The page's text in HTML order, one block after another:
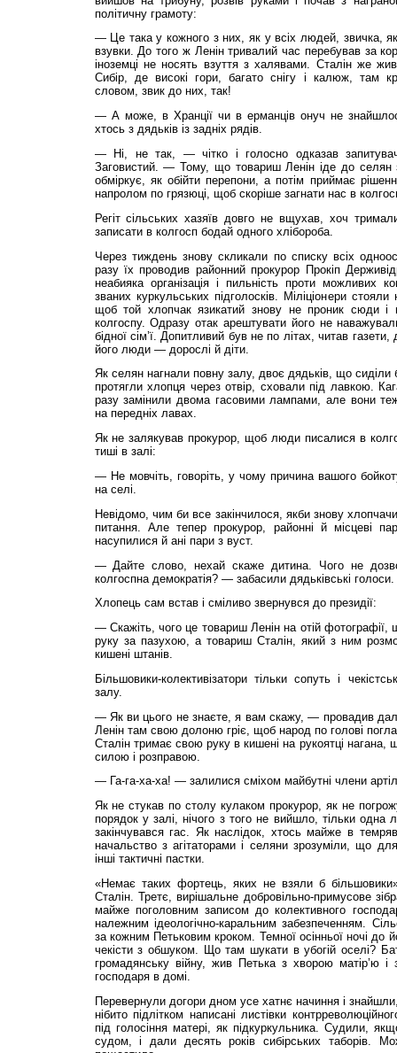
політичну грамоту:
— Це така у кожного з них, як у всіх людей, звичка,
взувки. До того ж Ленін тривалий час перебував за
іноземці не носять взуття з халявами. Сталін же
Сибір, де високі гори, багато снігу і калюж, там
словом, звик до них, так!
— А може, в Хранції чи в ерманців онуч не
хтось з дядьків із задніх рядів.
— Ні, не так, — чітко і голосно одказав запитувач
Заговистий. — Тому, що товариш Ленін іде до
обміркує, як обійти перепони, а потім приймає
напролом по грязюці, щоб скоріше загнати нас в
Регіт сільських хазяїв довго не вщухав, хоч
записати в колгосп бодай одного хлібороба.
Через тиждень знову скликали по списку всіх
разу їх проводив районний прокурор Прокіп
неабияка організація і пильність проти можливих
званих куркульських підголосків. Міліціонери
щоб той хлопчак язикатий знову не проник сюди і
колгоспу. Одразу отак арештувати його не
бідної сім’ї. Допитливий був не по літах, читав
його люди — дорослі й діти.
Як селян нагнали повну залу, двоє дядьків, що сиділи
протягли хлопця через отвір, сховали під лавкою.
разу замінили двома гасовими лампами, але вони
на передніх лавах.
Як не залякував прокурор, щоб люди писалися в
тиші в залі:
— Не мовчіть, говоріть, у чому причина вашого
на селі.
Невідомо, чим би все закінчилося, якби знову
питання. Але тепер прокурор, районні й місцеві
насупилися й ані пари з вуст.
— Дайте слово, нехай скаже дитина. Чого не
колгоспна демократія? — забасили дядьківські голоси.
Хлопець сам встав і сміливо звернувся до президії:
— Скажіть, чого це товариш Ленін на отій
руку за пазухою, а товариш Сталін, який з ним
кишені штанів.
Більшовики-колективізатори тільки сопуть і
залу.
— Як ви цього не знаєте, я вам скажу, — провадив
Ленін там свою долоню гріє, щоб народ по голові
Сталін тримає свою руку в кишені на рукоятці нагана,
силою і розправою.
— Га-га-ха-ха! — залилися сміхом майбутні члени
Як не стукав по столу кулаком прокурор, як не
порядок у залі, нічого з того не вийшло, тільки одна
закінчувався гас. Як наслідок, хтось майже в
начальство з агітаторами і селяни зрозуміли, що для
інші тактичні пастки.
«Немає таких фортець, яких не взяли б
Сталін. Третє, вирішальне добровільно-примусове
майже поголов­ним записом до колективного
належним ідеологічно-каральним забезпеченням.
за кожним Петьковим кроком. Темної осінньої ночі до
чекісти з обшуком. Що там шукати в убогій оселі?
громадянську війну, жив Петька з хворою матір’ю
господаря в домі.
Перевернули догори дном усе хатнє начиння і
нібито підлітком написані листівки
під голосіння матері, як підкуркульника. Судили,
судом, і дали десять років сибірських таборів.